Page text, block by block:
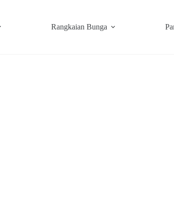
Rangkaian Bunga